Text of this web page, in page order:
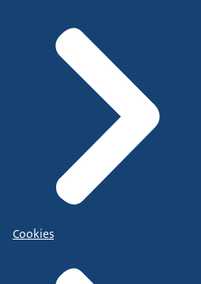
Cookies